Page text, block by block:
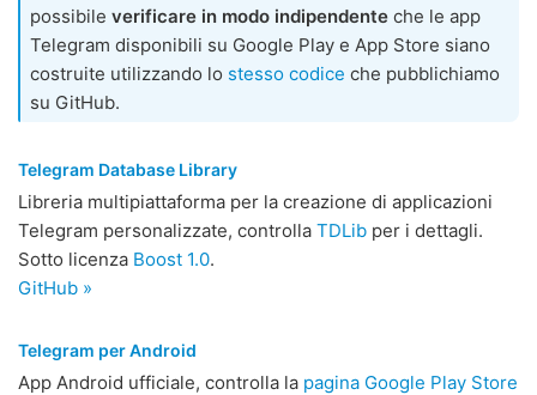
possibile verificare in modo indipendente che le app
Telegram disponibili su Google Play e App Store siano
costruite utilizzando lo stesso codice che pubblichiamo
su GitHub.
Telegram Database Library
Libreria multipiattaforma per la creazione di applicazioni
Telegram personalizzate, controlla TDLib per i dettagli.
Sotto licenza Boost 1.0.
GitHub »
Telegram per Android
App Android ufficiale, controlla la pagina Google Play Store